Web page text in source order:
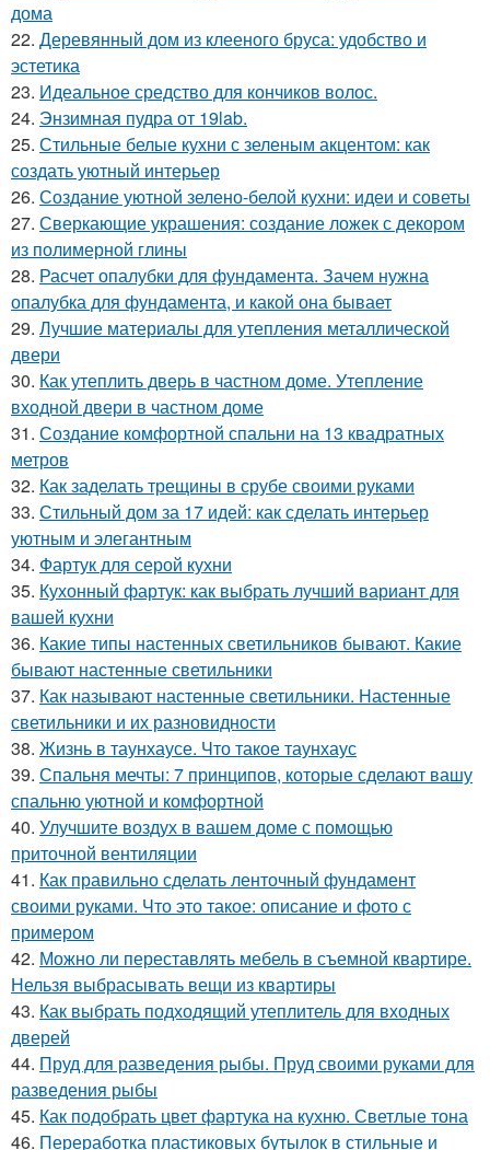
дома
22. Деревянный дом из клееного бруса: удобство и
эстетика
23. Идеальное средство для кончиков волос.
24. Энзимная пудра от 19lab.
25. Стильные белые кухни с зеленым акцентом: как
создать уютный интерьер
26. Создание уютной зелено-белой кухни: идеи и советы
27. Сверкающие украшения: создание ложек с декором
из полимерной глины
28. Расчет опалубки для фундамента. Зачем нужна
опалубка для фундамента, и какой она бывает
29. Лучшие материалы для утепления металлической
двери
30. Как утеплить дверь в частном доме. Утепление
входной двери в частном доме
31. Создание комфортной спальни на 13 квадратных
метров
32. Как заделать трещины в срубе своими руками
33. Стильный дом за 17 идей: как сделать интерьер
уютным и элегантным
34. Фартук для серой кухни
35. Кухонный фартук: как выбрать лучший вариант для
вашей кухни
36. Какие типы настенных светильников бывают. Какие
бывают настенные светильники
37. Как называют настенные светильники. Настенные
светильники и их разновидности
38. Жизнь в таунхаусе. Что такое таунхаус
39. Спальня мечты: 7 принципов, которые сделают вашу
спальню уютной и комфортной
40. Улучшите воздух в вашем доме с помощью
приточной вентиляции
41. Как правильно сделать ленточный фундамент
своими руками. Что это такое: описание и фото с
примером
42. Можно ли переставлять мебель в съемной квартире.
Нельзя выбрасывать вещи из квартиры
43. Как выбрать подходящий утеплитель для входных
дверей
44. Пруд для разведения рыбы. Пруд своими руками для
разведения рыбы
45. Как подобрать цвет фартука на кухню. Светлые тона
46. Переработка пластиковых бутылок в стильные и